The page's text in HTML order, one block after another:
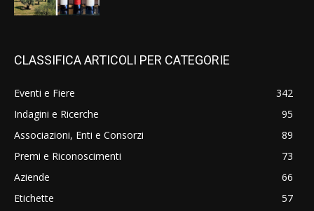
CLASSIFICA ARTICOLI PER CATEGORIE
Eventi e Fiere
342
Indagini e Ricerche
95
Associazioni, Enti e Consorzi
89
Premi e Riconoscimenti
73
Aziende
66
Etichette
57